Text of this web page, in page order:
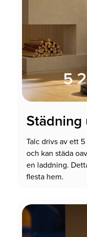
Städning
Talc drivs av ett
och kan städa
en laddning.
flesta hem.